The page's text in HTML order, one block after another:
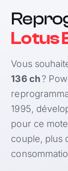
Lotus
Vous
136 ch?
1995,
pour ce
couple, plus